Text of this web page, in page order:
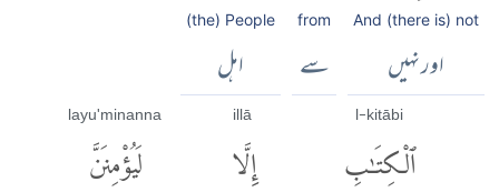
And (there is) not
اور نہیں
from
سے
(the) People
اہل
l-kitābi
ٱلْكِتَٰبِ
illā
إِلَّا
layu'minanna
لَيُؤْمِنَنَّ